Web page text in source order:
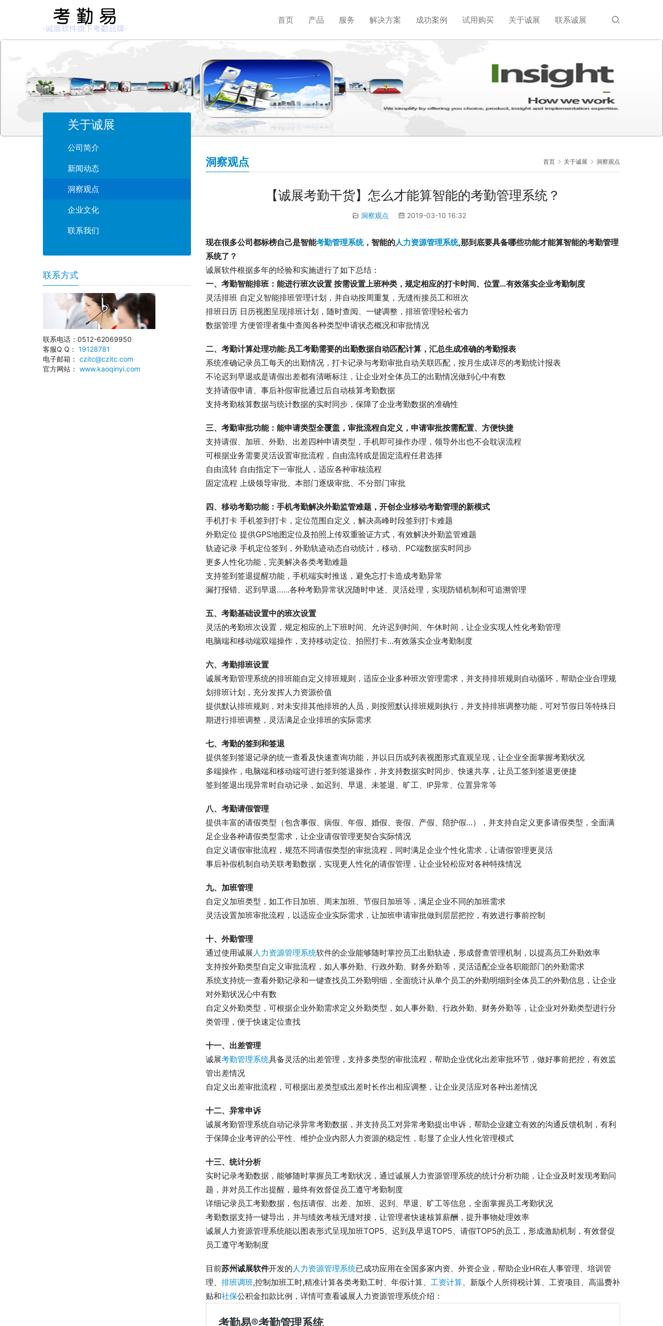
首页 产品 服务 解决方案 成功案例 试用购买 关于诚展 联系诚展
首页 关于诚展 洞察观点
洞察观点
【诚展考勤干货】怎么才能算智能的考勤管理系统？
洞察观点 2019-03-10 16:32
现在很多公司都标榜自己是智能考勤管理系统，智能的人力资源管理系统,那到底要具备哪些功能才能算智能的考勤管理
系统了？
诚展软件根据多年的经验和实施进行了如下总结：
一、考勤智能排班：能进行班次设置 按需设置上班种类，规定相应的打卡时间、位置…有效落实企业考勤制度
灵活排班 自定义智能排班管理计划，并自动按周重复，无缝衔接员工和班次
排班日历 日历视图呈现排班计划，随时查阅、一键调整，排班管理轻松省力
数据管理 方便管理者集中查阅各种类型申请状态概况和审批情况
二、考勤计算处理功能:员工考勤需要的出勤数据自动匹配计算，汇总生成准确的考勤报表
系统准确记录员工每天的出勤情况，打卡记录与考勤审批自动关联匹配，按月生成详尽的考勤统计报表
不论迟到早退或是请假出差都有清晰标注，让企业对全体员工的出勤情况做到心中有数
支持请假申请、事后补假审批通过后自动核算考勤数据
支持考勤核算数据与统计数据的实时同步，保障了企业考勤数据的准确性
三、考勤审批功能：能申请类型全覆盖，审批流程自定义，申请审批按需配置、方便快捷
支持请假、加班、外勤、出差四种申请类型，手机即可操作办理，领导外出也不会耽误流程
可根据业务需要灵活设置审批流程，自由流转或是固定流程任君选择
自由流转 自由指定下一审批人，适应各种审核流程
固定流程 上级领导审批、本部门逐级审批、不分部门审批
四、移动考勤功能：手机考勤解决外勤监管难题，开创企业移动考勤管理的新模式
手机打卡 手机签到打卡，定位范围自定义，解决高峰时段签到打卡难题
外勤定位 提供GPS地图定位及拍照上传双重验证方式，有效解决外勤监管难题
轨迹记录 手机定位签到，外勤轨迹动态自动统计，移动、PC端数据实时同步
更多人性化功能，完美解决各类考勤难题
支持签到签退提醒功能，手机端实时推送，避免忘打卡造成考勤异常
漏打报错、迟到早退……各种考勤异常状况随时申述、灵活处理，实现防错机制和可追溯管理
五、考勤基础设置中的班次设置
灵活的考勤班次设置，规定相应的上下班时间、允许迟到时间、午休时间，让企业实现人性化考勤管理
电脑端和移动端双端操作，支持移动定位、拍照打卡…有效落实企业考勤制度
六、考勤排班设置
诚展考勤管理系统的排班能自定义排班规则，适应企业多种班次管理需求，并支持排班规则自动循环，帮助企业合理规
划排班计划，充分发挥人力资源价值
提供默认排班规则，对未安排其他排班的人员，则按照默认排班规则执行，并支持排班调整功能，可对节假日等特殊日
期进行排班调整，灵活满足企业排班的实际需求
七、考勤的签到和签退
提供签到签退记录的统一查看及快速查询功能，并以日历或列表视图形式直观呈现，让企业全面掌握考勤状况
多端操作，电脑端和移动端可进行签到签退操作，并支持数据实时同步、快速共享，让员工签到签退更便捷
签到签退出现异常时自动记录，如迟到、早退、未签退、旷工、IP异常、位置异常等
八、考勤请假管理
提供丰富的请假类型（包含事假、病假、年假、婚假、丧假、产假、陪护假…），并支持自定义更多请假类型，全面满
足企业各种请假类型需求，让企业请假管理更契合实际情况
自定义请假审批流程，规范不同请假类型的审批流程，同时满足企业个性化需求，让请假管理更灵活
事后补假机制自动关联考勤数据，实现更人性化的请假管理，让企业轻松应对各种特殊情况
九、加班管理
自定义加班类型，如工作日加班、周末加班、节假日加班等，满足企业不同的加班需求
灵活设置加班审批流程，以适应企业实际需求，让加班申请审批做到层层把控，有效进行事前控制
十、外勤管理
通过使用诚展 人力资源管理系统软件的企业能够随时掌控员工出勤轨迹，形成督查管理机制，以提高员工外勤效率
支持按外勤类型自定义审批流程，如人事外勤、行政外勤、财务外勤等，灵活适配企业各职能部门的外勤需求
系统支持统一查看外勤记录和一键查找员工外勤明细，全面统计从单个员工的外勤明细到全体员工的外勤信息，让企业
对外勤状况心中有数
自定义外勤类型，可根据企业外勤需求定义外勤类型，如人事外勤、行政外勤、财务外勤等，让企业对外勤类型进行分
类管理，便于快速定位查找
十一、出差管理
诚展考勤管理系统具备灵活的出差管理，支持多类型的审批流程，帮助企业优化出差审批环节，做好事前把控，有效监
管出差情况
自定义出差审批流程，可根据出差类型或出差时长作出相应调整，让企业灵活应对各种出差情况
十二、异常申诉
诚展考勤管理系统自动记录异常考勤数据，并支持员工对异常考勤提出申诉，帮助企业建立有效的沟通反馈机制，有利
于保障企业考评的公平性、维护企业内部人力资源的稳定性，彰显了企业人性化管理模式
十三、统计分析
实时记录考勤数据，能够随时掌握员工考勤状况，通过诚展人力资源管理系统的统计分析功能，让企业及时发现考勤问
题，并对员工作出提醒，最终有效督促员工遵守考勤制度
详细记录员工考勤数据，包括请假、出差、加班、迟到、早退、旷工等信息，全面掌握员工考勤状况
考勤数据支持一键导出，并与绩效考核无缝对接，让管理者快速核算薪酬，提升事物处理效率
诚展人力资源管理系统能以图表形式呈现加班TOP5、迟到及早退TOP5、请假TOP5的员工，形成激励机制，有效督促
员工遵守考勤制度
目前苏州诚展软件开发的 人力资源管理系统已成功应用在全国多家内资、外资企业，帮助企业HR在人事管理、培训管
理、 排班调班,控制加班工时,精准计算各类考勤工时、年假计算、 工资计算 、新版个人所得税计算、工资项目、高温费补
贴和社保公积金扣款比例，详情可查看诚展人力资源管理系统介绍：
关于诚展
公司简介
新闻动态
洞察观点
企业文化
联系我们
联系方式
联系电话：0512-62069950
客服Q Q： 19128781
电子邮箱： czitc@czitc.com
官方网站： www.kaoqinyi.com